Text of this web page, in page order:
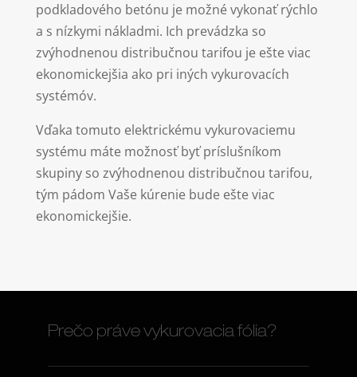
podkladového betónu je možné vykonať rýchlo
a s nízkymi nákladmi. Ich prevádzka so
zvýhodnenou distribučnou tarifou je ešte viac
ekonomickejšia ako pri iných vykurovacích
systémóv.
Vďaka tomuto elektrickému vykurovaciemu
systému máte možnosť byť príslušníkom
skupiny so zvýhodnenou distribučnou tarifou,
tým pádom Vaše kúrenie bude ešte viac
ekonomickejšie.
Prečo práve vykurovacia fólia?